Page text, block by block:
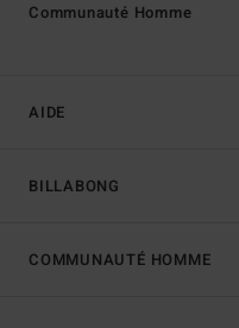
AIDE
BILLABONG
Communauté Homme
COMMUNAUTÉ HOMME